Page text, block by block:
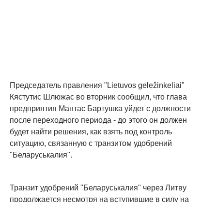
Председатель правления "Lietuvos geležinkeliai"
Кястутис Шлюжас во вторник сообщил, что глава
предприятия Мантас Бартушка уйдет с должности
после переходного периода - до этого он должен
будет найти решения, как взять под контроль
ситуацию, связанную с транзитом удобрений
"Беларуськалия".
Транзит удобрений "Беларуськалия" через Литву
продолжается несмотря на вступившие в силу на